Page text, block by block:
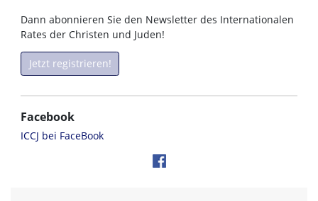
Dann abonnieren Sie den Newsletter des Internationalen
Rates der Christen und Juden!
Jetzt registrieren!
Facebook
ICCJ bei FaceBook